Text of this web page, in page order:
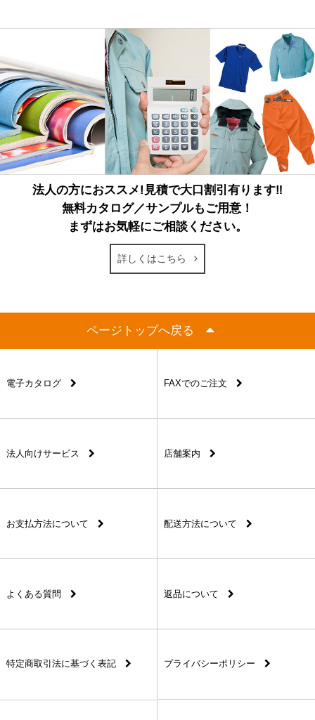
法人の方におススメ!見積で大口割引有ります‼
無料カタログ／サンプルもご用意！
まずはお気軽にご相談ください。
詳しくはこちら
ページトップへ戻る
電子カタログ FAXでのご注文
法人向けサービス 店舗案内
お支払方法について 配送方法について
よくある質問 返品について
特定商取引法に基づく表記 プライバシーポリシー